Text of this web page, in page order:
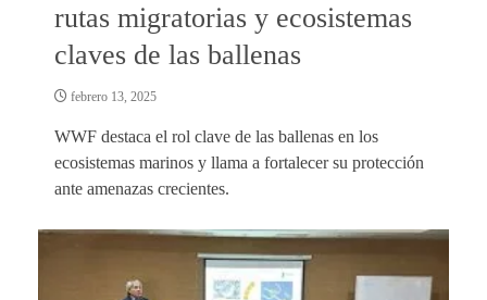
rutas migratorias y ecosistemas
claves de las ballenas
febrero 13, 2025
WWF destaca el rol clave de las ballenas en los
ecosistemas marinos y llama a fortalecer su protección
ante amenazas crecientes.